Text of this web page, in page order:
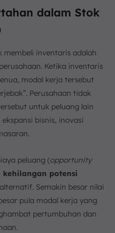
dalam Stok
inventaris adalah
perusahaan. Ketika inventaris
modal kerja tersebut
Perusahaan tidak
untuk peluang lain
bisnis, inovasi
peluang (opportunity
kehilangan potensi
Semakin besar nilai
pula modal kerja yang
pertumbuhan dan